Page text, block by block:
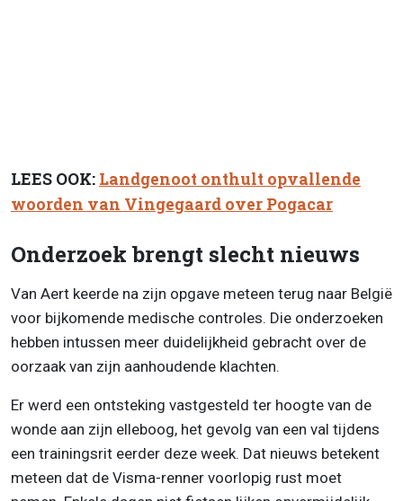
LEES OOK: Landgenoot onthult opvallende
woorden van Vingegaard over Pogacar
Onderzoek brengt slecht nieuws
Van Aert keerde na zijn opgave meteen terug naar België
voor bijkomende medische controles. Die onderzoeken
hebben intussen meer duidelijkheid gebracht over de
oorzaak van zijn aanhoudende klachten.
Er werd een ontsteking vastgesteld ter hoogte van de
wonde aan zijn elleboog, het gevolg van een val tijdens
een trainingsrit eerder deze week. Dat nieuws betekent
meteen dat de Visma-renner voorlopig rust moet